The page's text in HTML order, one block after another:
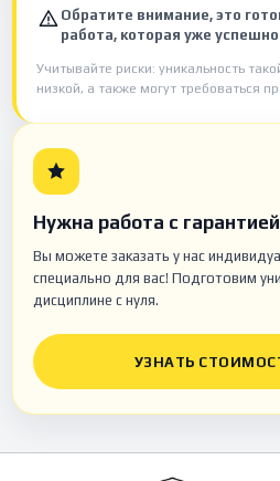
Обратите внимание, это
работа, которая уже
Учитывайте риски: уникальность
низкой, а также могут требоваться
Нужна работа с
Вы можете заказать у нас
специально для вас! Подготовим
дисциплине с нуля.
УЗНАТЬ